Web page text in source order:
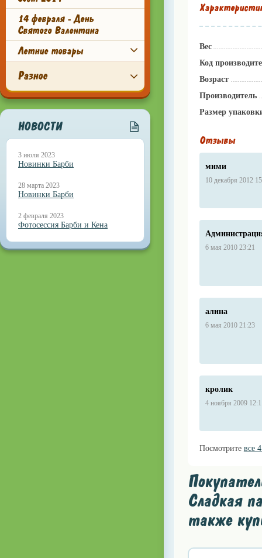
14 февраля - День
Святого Валентина
Летние товары
Разное
НОВОСТИ
3 июля 2023
Новинки Барби
28 марта 2023
Новинки Барби
2 февраля 2023
Фотосессия Барби и Кена
Вес
Код
Возраст
Производитель
Размер
Отзывы
мими
10 декабря 2012
6 мая 2010 23:21
алина
6 мая 2010 21:23
кролик
4 ноября 2009
Посмотрите все
Сладкая
также